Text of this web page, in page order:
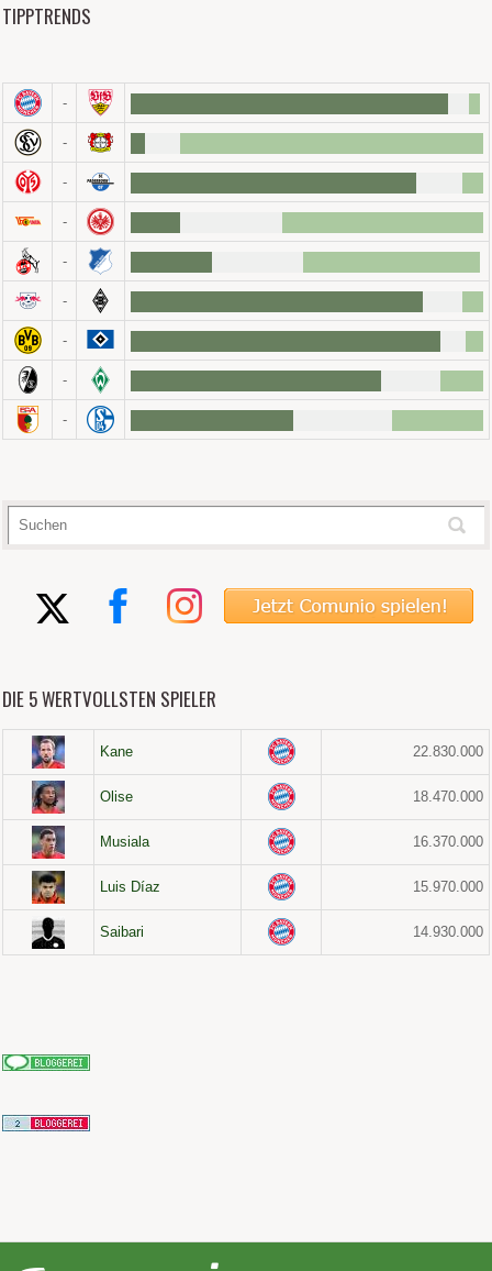
TIPPTRENDS
-
-
-
-
-
-
-
-
-
DIE 5 WERTVOLLSTEN SPIELER
Kane 22.830.000
Olise 18.470.000
Musiala 16.370.000
Luis Díaz 15.970.000
Saibari 14.930.000